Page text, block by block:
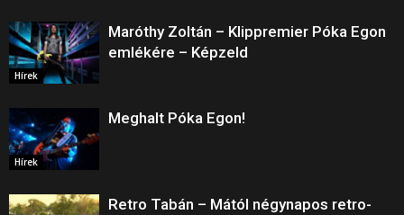
Hírek
Maróthy Zoltán – Klippremier Póka Egon
emlékére – Képzeld
Hírek
Meghalt Póka Egon!
Retro Tabán – Mától négynapos retro-